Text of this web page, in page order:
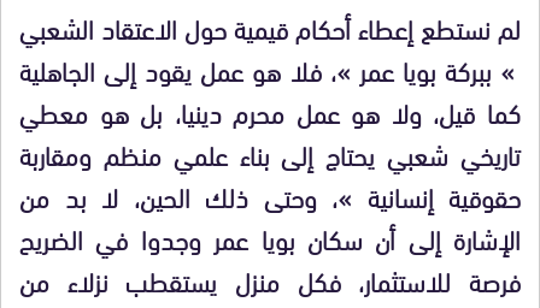
لم نستطع إعطاء أحكام قيمية حول الاعتقاد الشعبي
» ببركة بويا عمر »، فلا هو عمل يقود إلى الجاهلية
كما قيل، ولا هو عمل محرم دينيا، بل هو معطي
تاريخي شعبي يحتاج إلى بناء علمي منظم ومقاربة
حقوقية إنسانية »، وحتى ذلك الحين، لا بد من
الإشارة إلى أن سكان بويا عمر وجدوا في الضريح
فرصة للاستثمار، فكل منزل يستقطب نزلاء من